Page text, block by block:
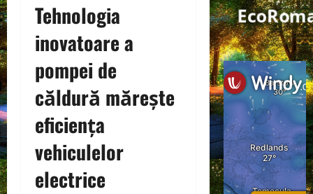
Tehnologia
inovatoare a
pompei de
căldură mărește
eficiența
vehiculelor
electrice